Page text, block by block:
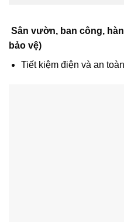
Sân vườn, ban công,
bảo vệ)
Tiết kiệm điện và an